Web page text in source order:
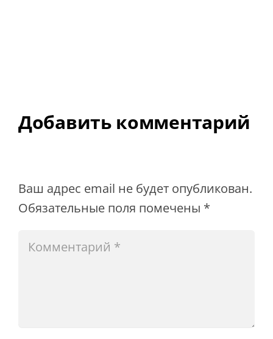
Добавить комментарий
Ваш адрес email не будет опубликован.
Обязательные поля помечены *